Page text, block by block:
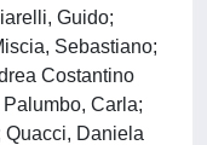
Guido;
Sebastiano;
Costantino
Carla;
Quacci, Daniela